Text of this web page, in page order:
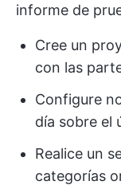
informe de
Cree un
con las
Configure
día sobre el
Realice un
categorías